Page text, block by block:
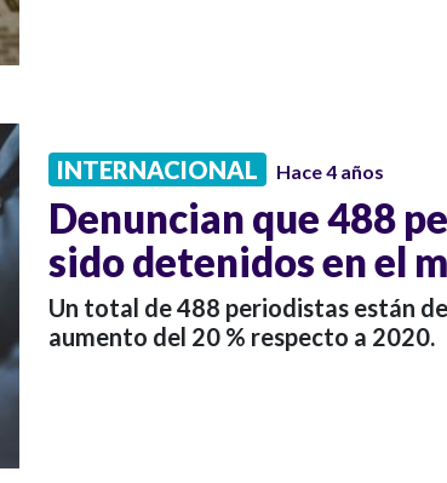
INTERNACIONAL Hace 4 años
Denuncian que 488
sido detenidos en el
Un total de 488 periodistas están
aumento del 20 % respecto a 2020.